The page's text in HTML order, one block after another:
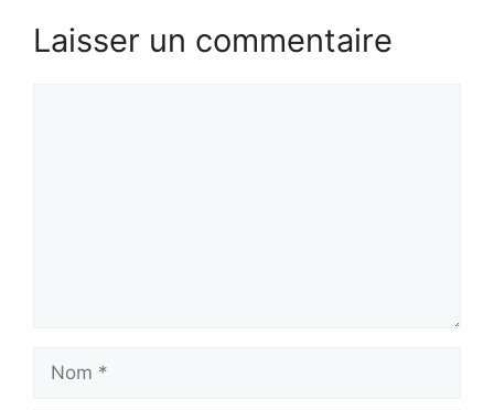
Laisser un commentaire